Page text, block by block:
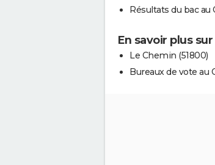
Résultats du bac au
En savoir plus
Le Chemin (51800)
Bureaux de vote au